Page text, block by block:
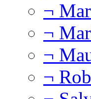
¬
¬
¬
¬